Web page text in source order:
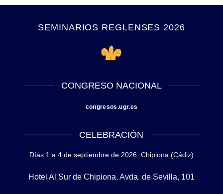
SEMINARIOS REGLENSES 2026
CONGRESO NACIONAL
congresos.ugr.es
CELEBRACIÓN
Días 1 a 4 de septiembre de 2026, Chipiona (Cádiz)
Hotel Al Sur de Chipiona, Avda. de Sevilla, 101